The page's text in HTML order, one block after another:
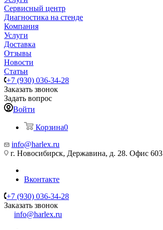
Сервисный центр
Диагностика на стенде
Компания
Услуги
Доставка
Отзывы
Новости
Статьи
+7 (930) 036-34-28
Заказать звонок
Задать вопрос
Войти
Корзина0
info@harlex.ru
г. Новосибирск, Державина, д. 28. Офис 603
Вконтакте
+7 (930) 036-34-28
Заказать звонок
info@harlex.ru